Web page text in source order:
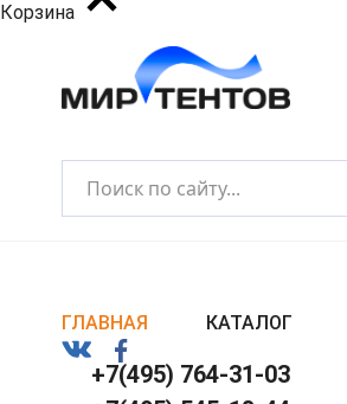
Корзина
ГЛАВНАЯ КАТАЛОГ
+7(495) 764-31-03